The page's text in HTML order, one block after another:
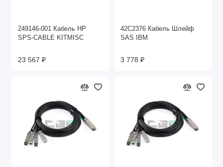
249146-001 Кабель HP
SPS-CABLE KITMISC
23 567 ₽
42C2376 Кабель Шлейф
SAS IBM
3 778 ₽